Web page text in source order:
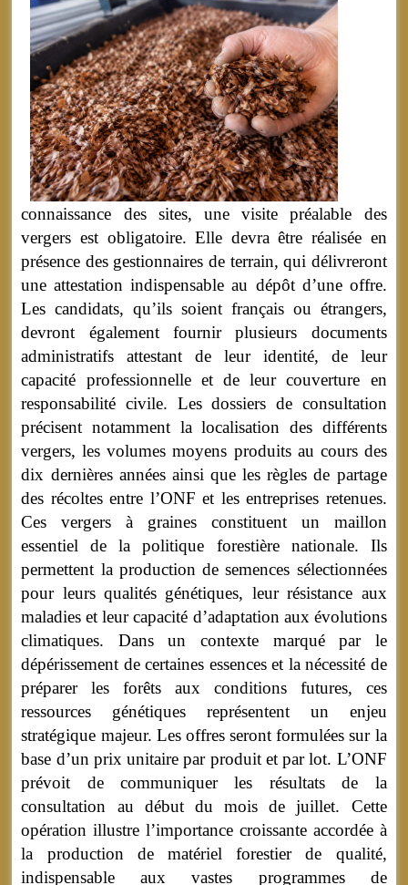
connaissance des sites, une visite préalable des
vergers est obligatoire. Elle devra être réalisée en
présence des gestionnaires de terrain, qui délivreront
une attestation indispensable au dépôt d’une offre.
Les candidats, qu’ils soient français ou étrangers,
devront également fournir plusieurs documents
administratifs attestant de leur identité, de leur
capacité professionnelle et de leur couverture en
responsabilité civile. Les dossiers de consultation
précisent notamment la localisation des différents
vergers, les volumes moyens produits au cours des
dix dernières années ainsi que les règles de partage
des récoltes entre l’ONF et les entreprises retenues.
Ces vergers à graines constituent un maillon
essentiel de la politique forestière nationale. Ils
permettent la production de semences sélectionnées
pour leurs qualités génétiques, leur résistance aux
maladies et leur capacité d’adaptation aux évolutions
climatiques. Dans un contexte marqué par le
dépérissement de certaines essences et la nécessité de
préparer les forêts aux conditions futures, ces
ressources génétiques représentent un enjeu
stratégique majeur. Les offres seront formulées sur la
base d’un prix unitaire par produit et par lot. L’ONF
prévoit de communiquer les résultats de la
consultation au début du mois de juillet. Cette
opération illustre l’importance croissante accordée à
la production de matériel forestier de qualité,
indispensable aux vastes programmes de